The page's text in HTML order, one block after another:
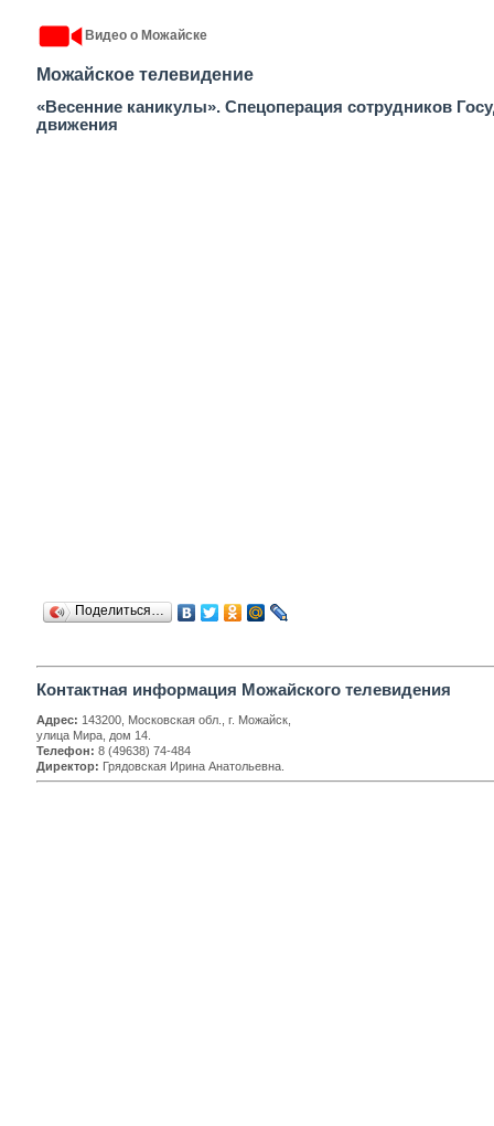
Видео о Можайске
Можайское телевидение
«Весенние каникулы». Спецоперация сотрудников
движения
Поделиться…
Контактная информация Можайского телевидения
Адрес: 143200, Московская обл., г. Можайск,
улица Мира, дом 14.
Телефон: 8 (49638) 74-484
Директор: Грядовская Ирина Анатольевна.